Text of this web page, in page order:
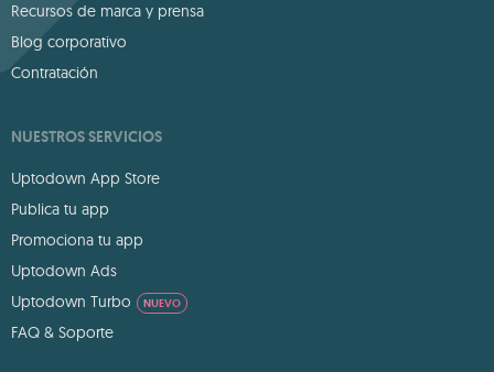
Recursos de marca y prensa
Blog corporativo
Contratación
NUESTROS SERVICIOS
Uptodown App Store
Publica tu app
Promociona tu app
Uptodown Ads
Uptodown Turbo
NUEVO
FAQ & Soporte